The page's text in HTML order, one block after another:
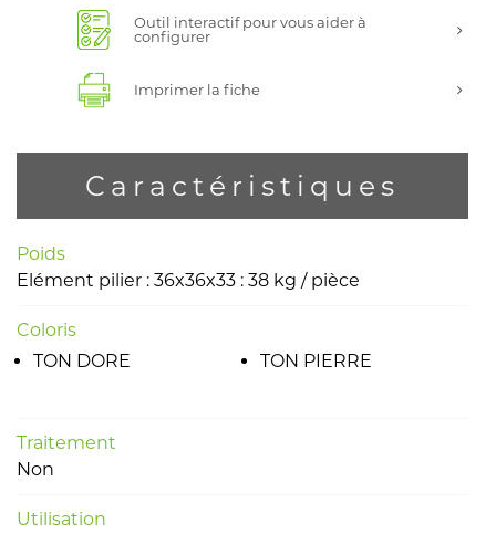
Outil interactif pour vous aider à
configurer
Imprimer la fiche
Caractéristiques
Poids
Elément pilier : 36x36x33 : 38 kg / pièce
Coloris
TON DORE
TON PIERRE
Traitement
Non
Utilisation